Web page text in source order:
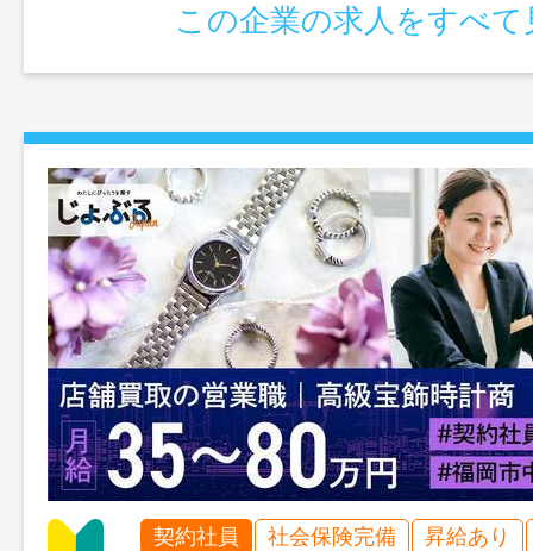
この企業の求人をすべて
契約社員 社会保険完備 昇給あり